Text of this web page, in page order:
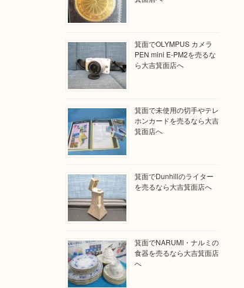
箕面でOLYMPUS カメラ
PEN mini E-PM2を売るな
ら大吉箕面店へ
箕面で未使用の切手やテレ
ホンカードを売るなら大吉
箕面店へ
箕面でDunhillのライター
を売るなら大吉箕面店へ
箕面でNARUMI・ナルミの
食器を売るなら大吉箕面店
へ